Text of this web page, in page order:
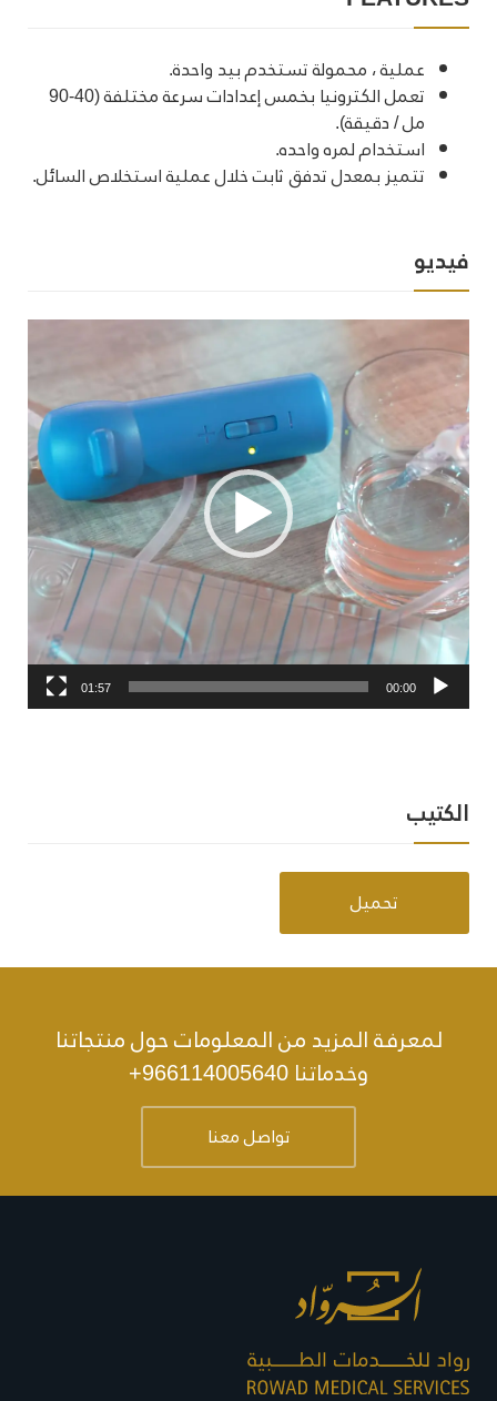
عملية ، محمولة تستخدم بيد واحدة.
تعمل الكترونيا بخمس إعدادات سرعة مختلفة (40-90
مل / دقيقة).
استخدام لمره واحده.
تتميز بمعدل تدفق ثابت خلال عملية استخلاص السائل.
فيديو
الفيديو
00:00
01:57
الكتيب
تحميل
لمعرفة المزيد من المعلومات حول منتجاتنا
وخدماتنا+966114005640
تواصل معنا